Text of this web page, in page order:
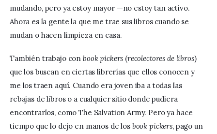
mudando, pero ya estoy mayor —no estoy tan activo.
Ahora es la gente la que me trae sus libros cuando se
mudan o hacen limpieza en casa.
También trabajo con book pickers (recolectores de libros)
que los buscan en ciertas librerías que ellos conocen y
me los traen aquí. Cuando era joven iba a todas las
rebajas de libros o a cualquier sitio donde pudiera
encontrarlos, como The Salvation Army. Pero ya hace
tiempo que lo dejo en manos de los book pickers, pago un